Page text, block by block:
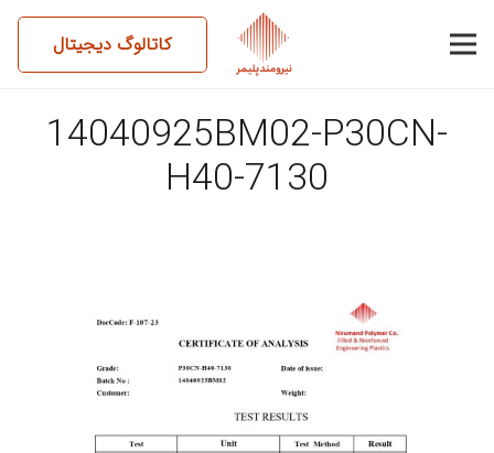
کاتالوگ دیجیتال
14040925BM02-P30CN-
H40-7130